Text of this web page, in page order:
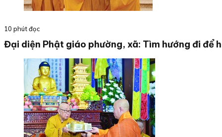
10 phút đọc
Đại diện Phật giáo phường, xã: Tìm hướng đi để